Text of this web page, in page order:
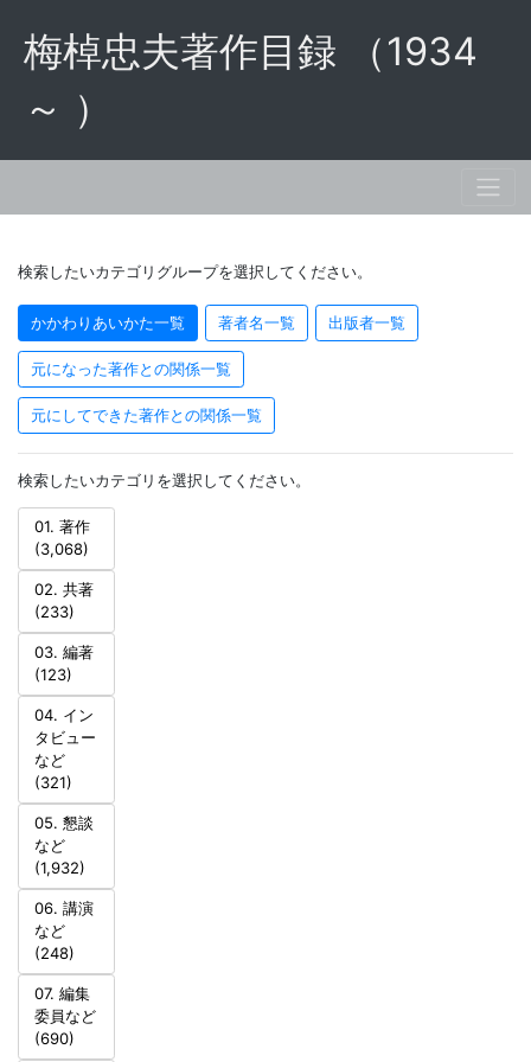
梅棹忠夫著作目録 （1934
～ ）
検索したいカテゴリグループを選択してください。
かかわりあいかた一覧 著者名一覧 出版者一覧
元になった著作との関係一覧
元にしてできた著作との関係一覧
検索したいカテゴリを選択してください。
01. 著作
(3,068)
02. 共著
(233)
03. 編著
(123)
04. イン
タビュー
など
(321)
05. 懇談
など
(1,932)
06. 講演
など
(248)
07. 編集
委員など
(690)